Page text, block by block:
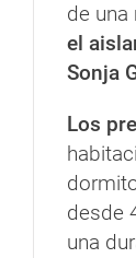
de una
el
Sonja
Los
desde
una